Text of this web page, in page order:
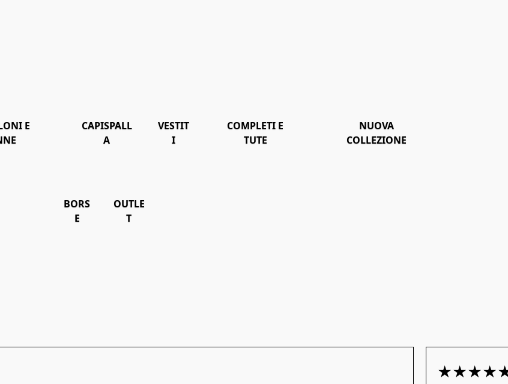
E
CAPISPALL
A
VESTIT
I
COMPLETI E
TUTE
NUOVA
COLLEZIONE
BORS
E
OUTLE
T